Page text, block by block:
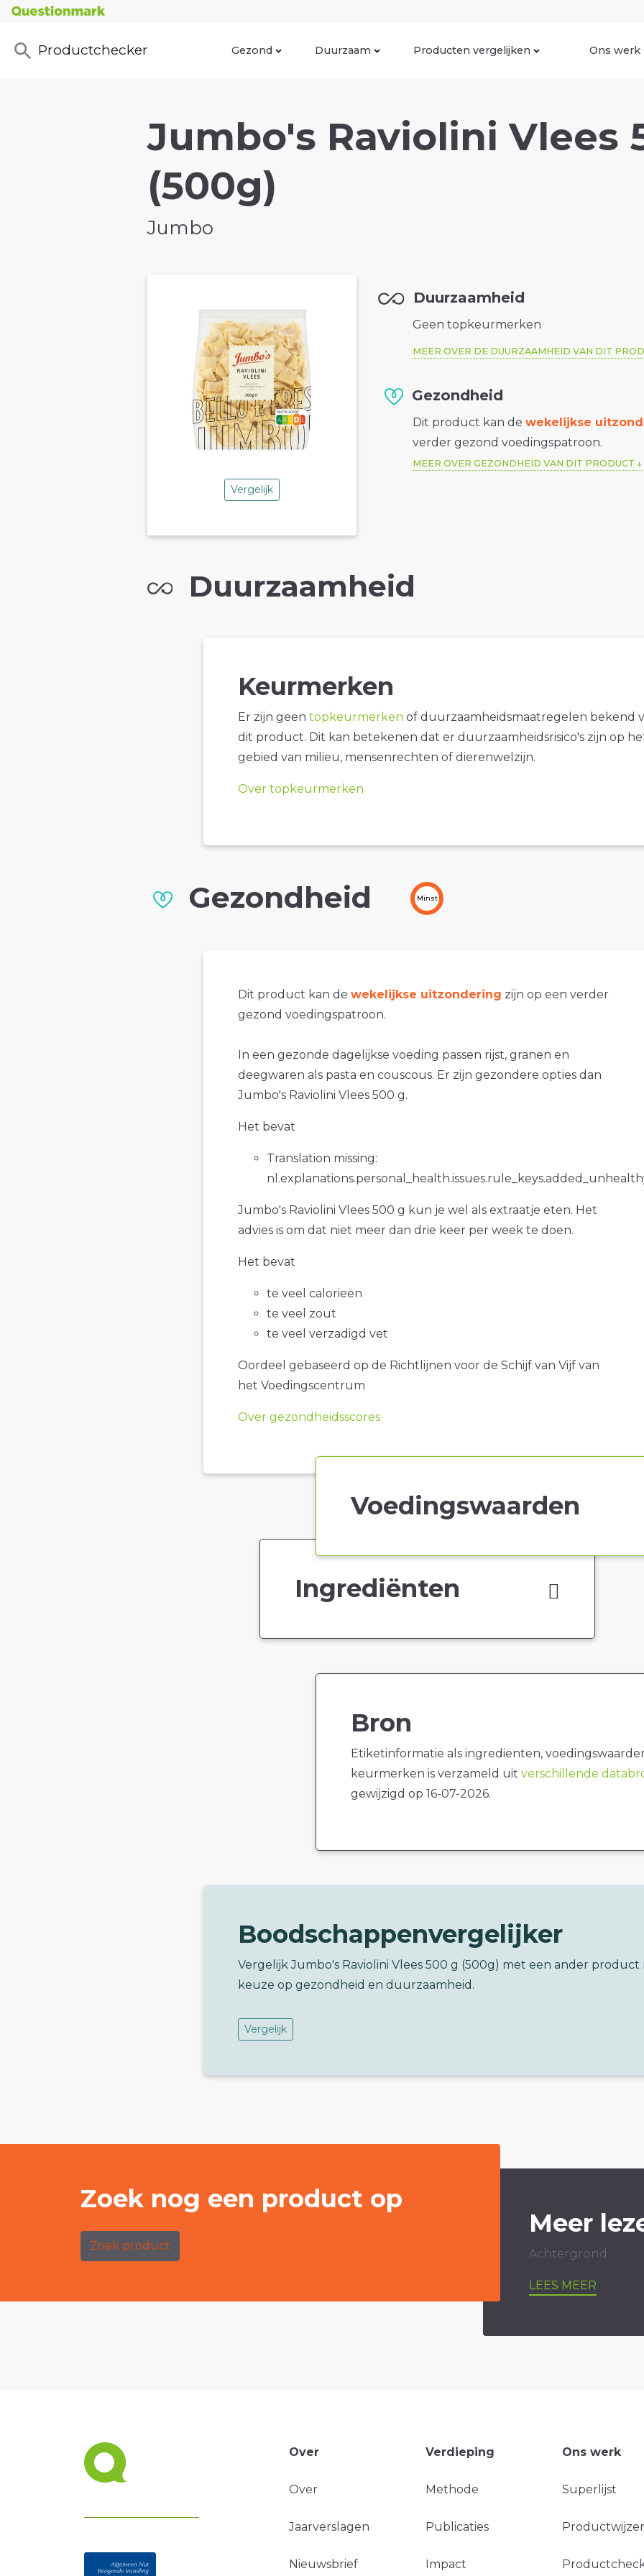
Productchecker Gezond Duurzaam Producten vergelijken Ons werk
Jumbo's Raviolini Vlees
(500g)
Jumbo
Vergelijk
Duurzaamheid
Geen topkeurmerken
MEER OVER DE DUURZAAMHEID VAN DIT
Gezondheid
Dit product kan dewekelijkse
verder gezond voedingspatroon.
MEER OVER GEZONDHEID VAN DIT PRODUCT
Duurzaamheid
Keurmerken
Er zijn geen topkeurmerken of duurzaamheidsmaatregelen bekend
dit product. Dit kan betekenen dat er duurzaamheidsrisico's zijn op
gebied van milieu, mensenrechten of dierenwelzijn.
Over topkeurmerken
Gezondheid Minst
Dit product kan de wekelijkse uitzondering zijn op een verder
gezond voedingspatroon.
In een gezonde dagelijkse voeding passen rijst, granen en
deegwaren als pasta en couscous. Er zijn gezondere opties dan
Jumbo's Raviolini Vlees 500 g.
Het bevat
Translation missing:
Jumbo's Raviolini Vlees 500 g kun je wel als extraatje eten. Het
advies is om dat niet meer dan drie keer per week te doen.
Het bevat
te veel calorieën
te veel zout
te veel verzadigd vet
Oordeel gebaseerd op de Richtlijnen voor de Schijf van Vijf van
het Voedingscentrum
Over gezondheidsscores
Voedingswaarden
Ingrediënten
Bron
Etiketinformatie als ingrediënten,
keurmerken is verzameld uit verschillende
gewijzigd op 16-07-2026.
Boodschappenvergelijker
Vergelijk Jumbo's Raviolini Vlees 500 g (500g) met een ander product
keuze op gezondheid en duurzaamheid.
Vergelijk
Zoek nog een product op
Zoek product
Meer
Achtergrond
LEES MEER
Over
Over
Jaarverslagen
Nieuwsbrief
Verdieping
Methode
Publicaties
Impact
Ons werk
Superlijst